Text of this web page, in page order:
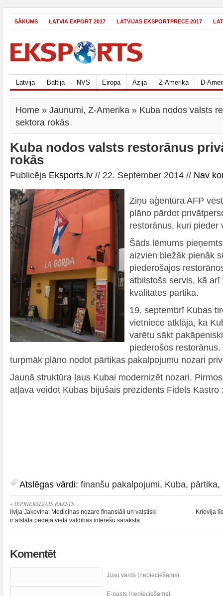
SĀKUMS LATVIA EXPORT 2017 LATVIJAS EKSPORTPRECE 2017
Latvija Baltija NVS Eiropa Āzija Z-Amerika D-
Home » Jaunumi, Z-Amerika » Kuba nodos valsts
sektora rokās
Kuba nodos valsts restorānus
rokās
Publicēja Eksports.lv // 22. September 2014 // Nav
Ziņu aģentūra AFP
plāno pārdot
restorānus, kuri pieder
Šāds lēmums
aizvien biežāk pienāk
piederošajos
atbilstošs servis, kā
kvalitātes pārtika.
19. septembrī Kubas
vietniece atklāja, ka
varētu sākt
piederošos
turpmāk plāno nodot pārtikas pakalpojumu nozari
Jaunā struktūra ļaus Kubai modernizēt nozari.
atļāva veidot Kubas bijušais prezidents Fidels Kastro
Atslēgas vārdi: finanšu pakalpojumi, Kuba, pārtika,
« IEPRIEKŠĒJAIS RAKSTS
Ilvija Jakovina: Medicīnas nozare finansiāli un valstiski
ir atstāta pēdējā vietā valdības interešu sarakstā
Krievija
Komentēt
Jūsu vārds (nepieciešams)
E-pasts (nepieciešams)